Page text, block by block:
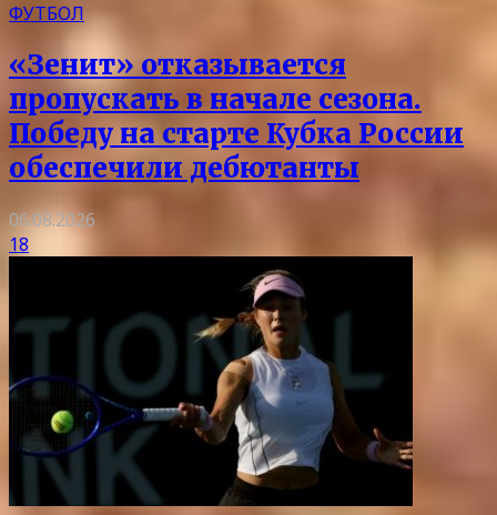
ФУТБОЛ
«Зенит» отказывается
пропускать в начале сезона.
Победу на старте Кубка России
обеспечили дебютанты
06.08.2026
18